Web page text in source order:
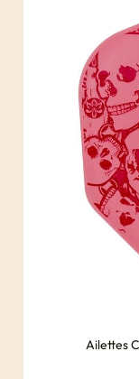
Ailettes